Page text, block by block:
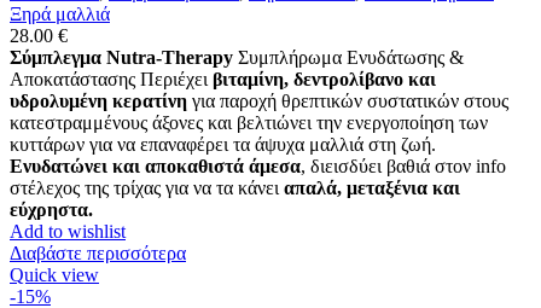
Ξηρά μαλλιά
28.00 €
Σύμπλεγμα Nutra-Therapy Συμπλήρωμα Ενυδάτωσης &
Αποκατάστασης Περιέχει βιταμίνη, δεντρολίβανο και
υδρολυμένη κερατίνη για παροχή θρεπτικών συστατικών στους
κατεστραμμένους άξονες και βελτιώνει την ενεργοποίηση των
κυττάρων για να επαναφέρει τα άψυχα μαλλιά στη ζωή.
Ενυδατώνει και αποκαθιστά άμεσα, διεισδύει βαθιά στον info
στέλεχος της τρίχας για να τα κάνει απαλά, μεταξένια και
εύχρηστα.
Add to wishlist
Διαβάστε περισσότερα
Quick view
-15%